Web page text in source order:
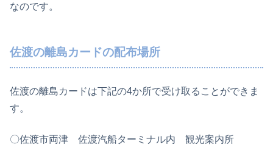
なのです。
佐渡の離島カードの配布場所
佐渡の離島カードは下記の4か所で受け取ることができま
す。
〇佐渡市両津 佐渡汽船ターミナル内 観光案内所